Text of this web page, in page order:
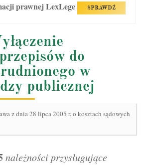
prawnej LexLege SPRAWDŹ
do
w
publicznej
z dnia 28 lipca 2005 r. o kosztach sądowych
należności przysługujące